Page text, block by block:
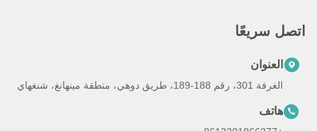
اتصل سريعًا
العنوان
الغرفة 301، رقم 188-189، طريق دوهي، منطقة مينهانغ، شنغهاي
هاتف